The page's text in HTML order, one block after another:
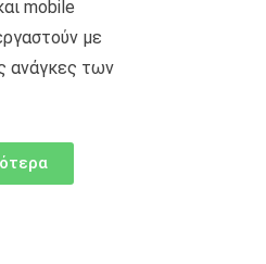
mobile
με
ανάγκες των